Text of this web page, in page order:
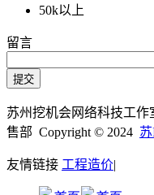
50k以上
留言
苏州挖机会网络科技工
售部 Copyright © 2024
友情链接 工程造价|